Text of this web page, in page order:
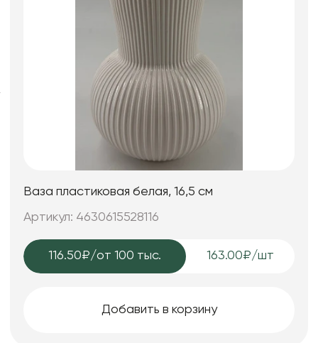
Ваза пластиковая белая, 16,5 см
Артикул: 4630615528116
116.50₽/от 100 тыс. 163.00₽/шт
Добавить в корзину